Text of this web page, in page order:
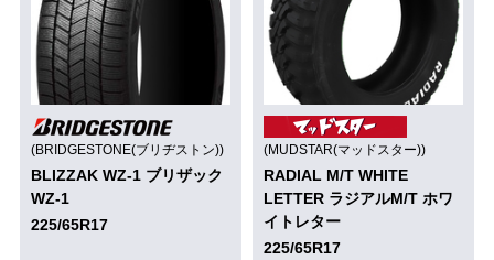
(BRIDGESTONE(ブリヂストン))
BLIZZAK WZ-1 ブリザック
WZ-1
225/65R17
(MUDSTAR(マッドスター))
RADIAL M/T WHITE
LETTER ラジアルM/T ホワ
イトレター
225/65R17